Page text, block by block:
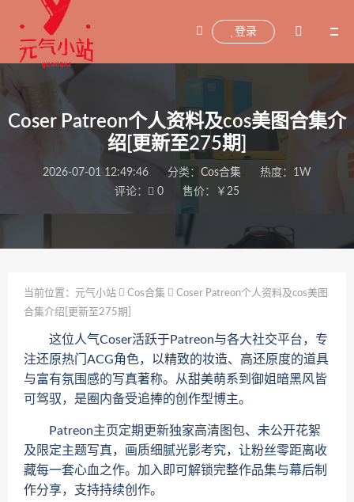
登录
Coser Patreon个人资料及cos美图合集介
绍[更新至275期]
2026-07-01 12:49:46 分类： Cos合集
热度：1W
评论：
0 售价：￥25
当前位置： 元气小站 Cos合集
Coser Patreon个人资料及cos美图
合集介绍[更新至275期]
这位人气Coser活跃于Patreon与各大社交平台，专
注还原热门ACG角色，以精致的妆造、高还原度的道具
与富有氛围感的写真著称。从甜美萌系到御姐暗黑风皆
可驾驭，是圈内备受追捧的创作型博主。
Patreon主页定期更新独家高清图包、未公开花絮
及限定主题写真，画质细腻光影考究，让粉丝零距离收
藏每一套心血之作。加入即可解锁完整作品集与幕后制
作分享，支持持续创作。